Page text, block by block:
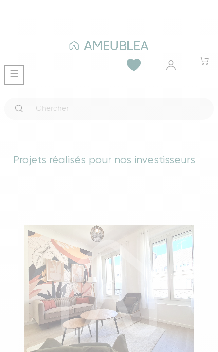
Basculer
la
☰
favorite
Projets réalisés pour nos investisseurs